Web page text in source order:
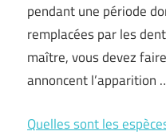
pendant une période
remplacées par les
maître, vous devez
annoncent l’apparition
Quelles sont les